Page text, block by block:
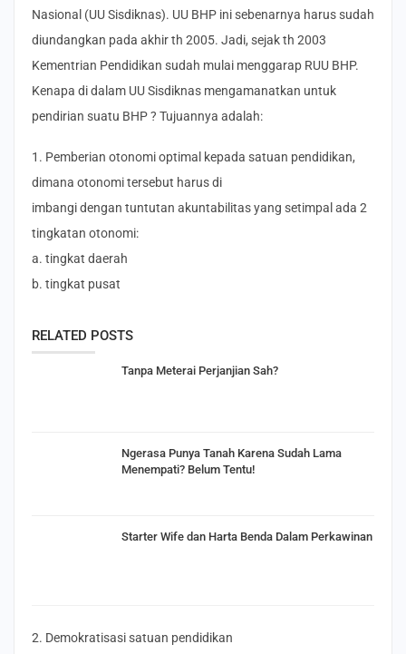
Nasional (UU Sisdiknas). UU BHP ini sebenarnya harus sudah
diundangkan pada akhir th 2005. Jadi, sejak th 2003
Kementrian Pendidikan sudah mulai menggarap RUU BHP.
Kenapa di dalam UU Sisdiknas mengamanatkan untuk
pendirian suatu BHP ? Tujuannya adalah:
1. Pemberian otonomi optimal kepada satuan pendidikan,
dimana otonomi tersebut harus di
imbangi dengan tuntutan akuntabilitas yang setimpal ada 2
tingkatan otonomi:
a. tingkat daerah
b. tingkat pusat
RELATED POSTS
Tanpa Meterai Perjanjian Sah?
Ngerasa Punya Tanah Karena Sudah Lama
Menempati? Belum Tentu!
Starter Wife dan Harta Benda Dalam Perkawinan
2. Demokratisasi satuan pendidikan